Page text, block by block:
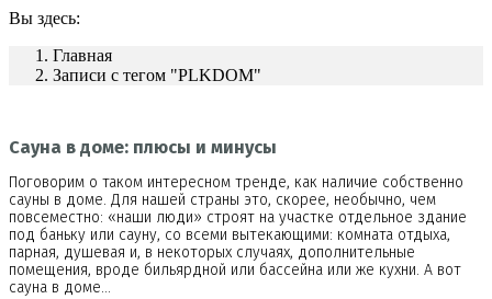
Вы здесь:
Главная
Записи с тегом "PLKDOM"
Сауна в доме: плюсы и минусы
Поговорим о таком интересном тренде, как наличие собственно
сауны в доме. Для нашей страны это, скорее, необычно, чем
повсеместно: «наши люди» строят на участке отдельное здание
под баньку или сауну, со всеми вытекающими: комната отдыха,
парная, душевая и, в некоторых случаях, дополнительные
помещения, вроде бильярдной или бассейна или же кухни. А вот
сауна в доме…